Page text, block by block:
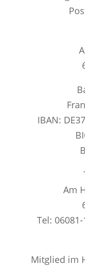
IBAN:
Am
Tel:
Mitglied im